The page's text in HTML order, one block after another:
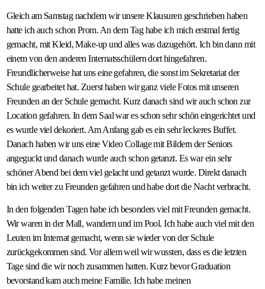
Gleich am Samstag nachdem wir unsere Klausuren geschrieben haben
hatte ich auch schon Prom. An dem Tag habe ich mich erstmal fertig
gemacht, mit Kleid, Make-up und alles was dazugehört. Ich bin dann mit
einem von den anderen Internatsschülern dort hingefahren.
Freundlicherweise hat uns eine gefahren, die sonst im Sekretariat der
Schule gearbeitet hat. Zuerst haben wir ganz viele Fotos mit unseren
Freunden an der Schule gemacht. Kurz danach sind wir auch schon zur
Location gefahren. In dem Saal war es schon sehr schön eingerichtet und
es wurde viel dekoriert. Am Anfang gab es ein sehr leckeres Buffet.
Danach haben wir uns eine Video Collage mit Bildern der Seniors
angeguckt und danach wurde auch schon getanzt. Es war ein sehr
schöner Abend bei dem viel gelacht und getanzt wurde. Direkt danach
bin ich weiter zu Freunden gefahren und habe dort die Nacht verbracht.
In den folgenden Tagen habe ich besonders viel mit Freunden gemacht.
Wir waren in der Mall, wandern und im Pool. Ich habe auch viel mit den
Leuten im Internat gemacht, wenn sie wieder von der Schule
zurückgekommen sind. Vor allem weil wir wussten, dass es die letzten
Tage sind die wir noch zusammen hatten. Kurz bevor Graduation
bevorstand kam auch meine Familie. Ich habe meinen